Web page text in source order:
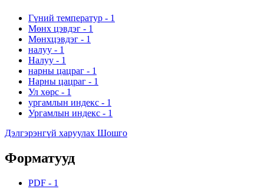
Гүний температур - 1
Мөнх цэвдэг - 1
Мөнхцэвдэг - 1
налуу - 1
Налуу - 1
нарны цацраг - 1
Нарны цацраг - 1
Ул хөрс - 1
ургамлын индекс - 1
Ургамлын индекс - 1
Дэлгэрэнгүй харуулах Шошго
Форматууд
PDF - 1